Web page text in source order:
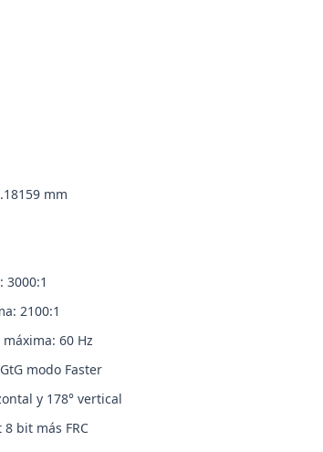
mm
3000:1
2100:1
60 Hz
modo Faster
y 178° vertical
bit más FRC